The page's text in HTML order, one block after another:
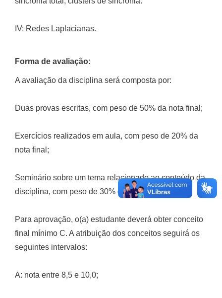
IV: Redes Laplacianas.
Forma de avaliação:
A avaliação da disciplina será composta por:
Duas provas escritas, com peso de 50% da nota final;
Exercícios realizados em aula, com peso de 20% da
nota final;
Seminário sobre um tema relacionado ao conteúdo da
disciplina, com peso de 30% da nota final.
Para aprovação, o(a) estudante deverá obter conceito
final mínimo C. A atribuição dos conceitos seguirá os
seguintes intervalos:
A: nota entre 8,5 e 10,0;